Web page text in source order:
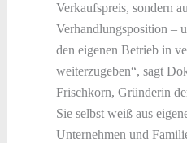
Verkaufspreis, sondern
Verhandlungsposition –
den eigenen Betrieb in
weiterzugeben“, sagt
Frischkorn, Gründerin
Sie selbst weiß aus
Unternehmen und